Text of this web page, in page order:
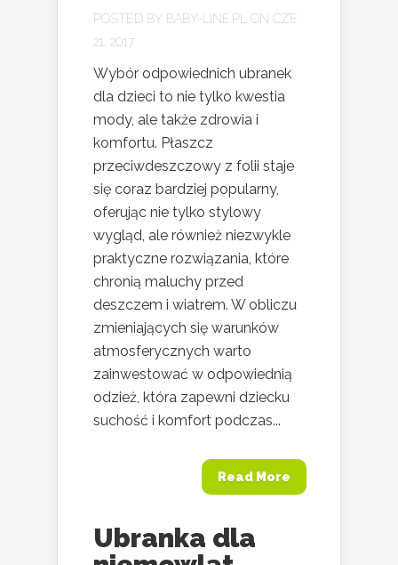
POSTED BY BABY-LINE.PL ON CZE
21, 2017
Wybór odpowiednich ubranek
dla dzieci to nie tylko kwestia
mody, ale także zdrowia i
komfortu. Płaszcz
przeciwdeszczowy z folii staje
się coraz bardziej popularny,
oferując nie tylko stylowy
wygląd, ale również niezwykle
praktyczne rozwiązania, które
chronią maluchy przed
deszczem i wiatrem. W obliczu
zmieniających się warunków
atmosferycznych warto
zainwestować w odpowiednią
odzież, która zapewni dziecku
suchość i komfort podczas...
Read More
Ubranka dla